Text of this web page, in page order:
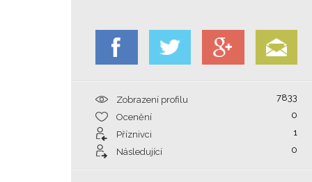
Zobrazení profilu
7833
Ocenění
0
Příznivci
1
Následující
0